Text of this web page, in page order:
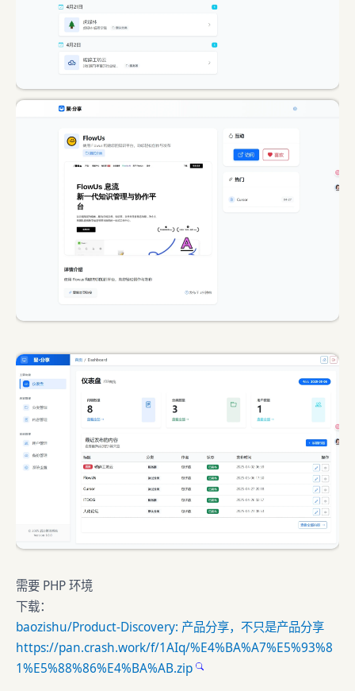
需要 PHP 环境
下载：
baozishu/Product-Discovery: 产品分享，不只是产品分享
https://pan.crash.work/f/1AIq/%E4%BA%A7%E5%93%8
1%E5%88%86%E4%BA%AB.zip